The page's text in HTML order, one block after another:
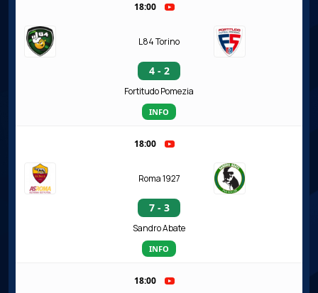
18:00
L84 Torino
4 - 2
Fortitudo Pomezia
INFO
18:00
Roma 1927
7 - 3
Sandro Abate
INFO
18:00